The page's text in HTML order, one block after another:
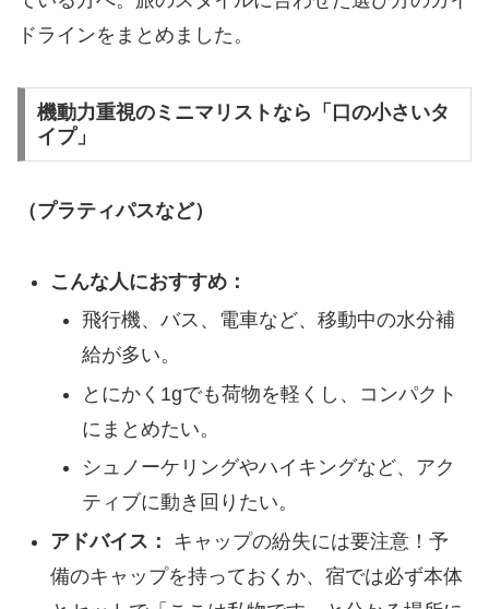
ドラインをまとめました。
​機動力重視のミニマリストなら「口の小さいタ
イプ」
（プラティパスなど）
こんな人におすすめ：
​飛行機、バス、電車など、移動中の水分補
給が多い。
​とにかく1gでも荷物を軽くし、コンパクト
にまとめたい。
​シュノーケリングやハイキングなど、アク
ティブに動き回りたい。
アドバイス：
キャップの紛失には要注意！予
備のキャップを持っておくか、宿では必ず本体